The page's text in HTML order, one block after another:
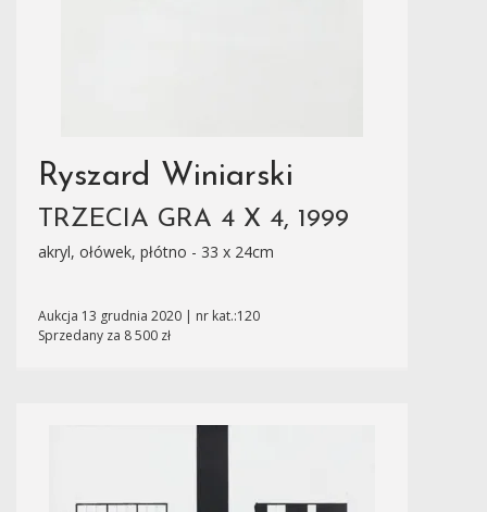
Ryszard Winiarski
TRZECIA GRA 4 X 4, 1999
akryl, ołówek, płótno - 33 x 24cm
Aukcja 13 grudnia 2020 | nr kat.:120
Sprzedany za 8 500 zł